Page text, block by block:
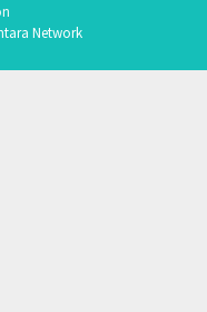
Network